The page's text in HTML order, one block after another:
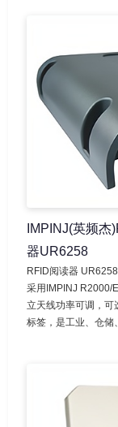
IMPINJ(英频
器UR6258
RFID阅读器
采用IMPINJ R2000/
立天线功率可调，可
标签，是工业、仓储